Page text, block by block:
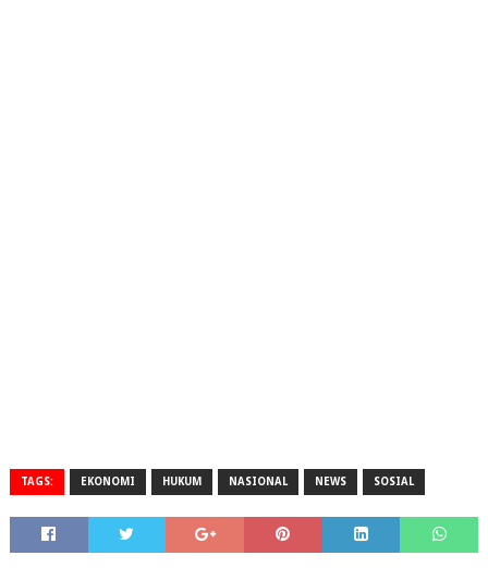
TAGS: EKONOMI HUKUM NASIONAL NEWS SOSIAL